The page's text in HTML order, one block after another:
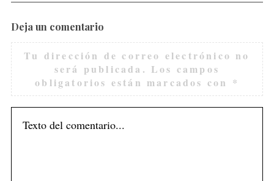
Deja un comentario
Tu dirección de correo electrónico no
será publicada. Los campos
obligatorios están marcados con *